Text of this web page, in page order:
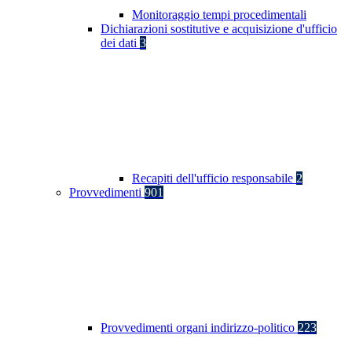
Monitoraggio tempi procedimentali
Dichiarazioni sostitutive e acquisizione d'ufficio
dei dati 3
Recapiti dell'ufficio responsabile 2
Provvedimenti 901
Provvedimenti organi indirizzo-politico 223